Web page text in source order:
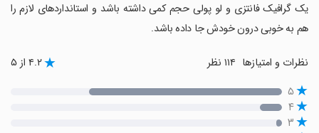
یک گرافیک فانتزی و لو پولی حجم کمی داشته باشد و استانداردهای لازم را
هم به خوبی درون خودش جا داده باشد.
نظرات و امتیازها ۴.۲ از ۵
۵
۴
۳